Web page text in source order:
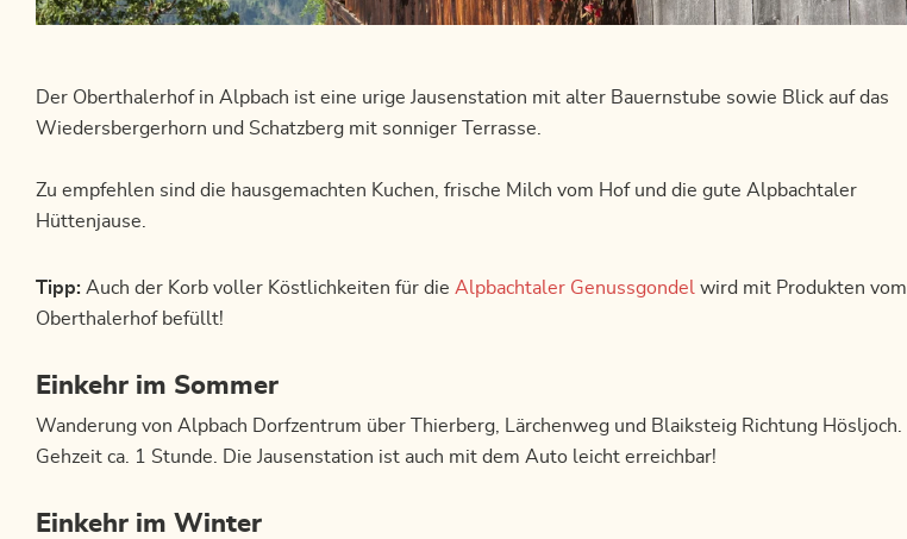
Der Oberthalerhof in Alpbach ist eine urige Jausenstation mit alter Bauernstube sowie Blick auf das
Wiedersbergerhorn und Schatzberg mit sonniger Terrasse.
Zu empfehlen sind die hausgemachten Kuchen, frische Milch vom Hof und die gute Alpbachtaler
Hüttenjause.
Tipp: Auch der Korb voller Köstlichkeiten für die Alpbachtaler Genussgondel wird mit Produkten vom
Oberthalerhof befüllt!
Einkehr im Sommer
Wanderung von Alpbach Dorfzentrum über Thierberg, Lärchenweg und Blaiksteig Richtung Hösljoch.
Gehzeit ca. 1 Stunde. Die Jausenstation ist auch mit dem Auto leicht erreichbar!
Einkehr im Winter